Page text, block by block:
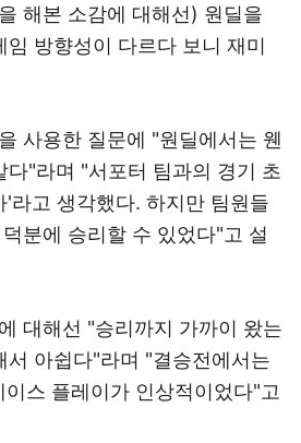
해본 소감에 대해선) 원딜을
방향성이 다르다 보니 재미
사용한 질문에 "원딜에서는 웬
다"라며 "서포터 팀과의 경기 초
라고 생각했다. 하지만 팀원들
분에 승리할 수 있었다"고 설
대해선 "승리까지 가까이 왔는
서 아쉽다"라며 "결승전에서는
스 플레이가 인상적이었다"고